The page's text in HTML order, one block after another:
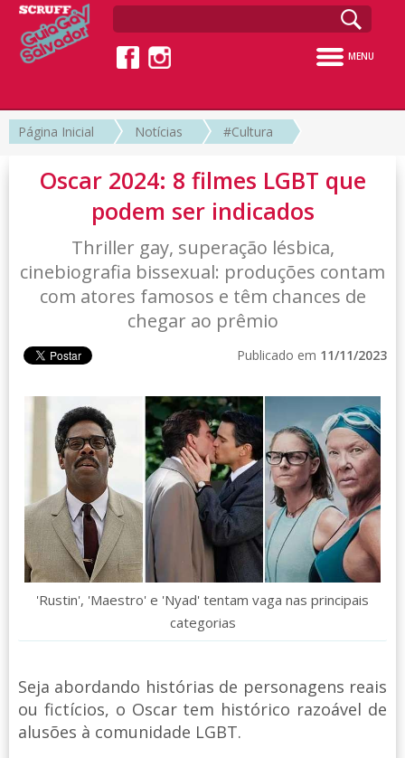
MENU
Página Inicial Notícias #Cultura
Oscar 2024: 8 filmes LGBT que
podem ser indicados
Thriller gay, superação lésbica,
cinebiografia bissexual: produções contam
com atores famosos e têm chances de
chegar ao prêmio
Publicado em 11/11/2023
'Rustin', 'Maestro' e 'Nyad' tentam vaga nas principais
categorias
Seja abordando histórias de personagens reais
ou fictícios, o Oscar tem histórico razoável de
alusões à comunidade LGBT.